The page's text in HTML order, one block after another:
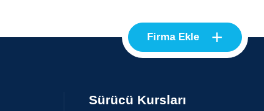
Firma Ekle +
Sürücü Kursları